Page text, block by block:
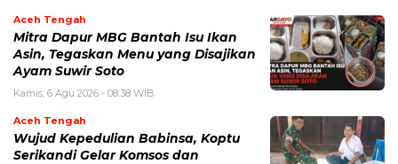
Aceh Tengah
‎Mitra Dapur MBG Bantah Isu Ikan
Asin, Tegaskan Menu yang Disajikan
Ayam Suwir Soto
Kamis, 6 Agu 2026 - 08:38 WIB
Aceh Tengah
‎Wujud Kepedulian Babinsa, Koptu
Serikandi Gelar Komsos dan